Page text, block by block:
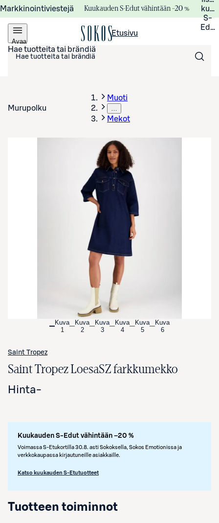
Markkinointiviestejä Kuukauden S-Edut vähintään –20 %
S-
Avaa
valikko
Etusivu
Hae tuotteita tai brändiä
Murupolku
Muoti
…
Mekot
Avaa tuotekuva suurennettuna
Kuva
1
Kuva
2
Kuva
3
Kuva
4
Kuva
5
Kuva
6
Saint Tropez
Saint Tropez LoesaSZ farkkumekko
Hinta-
Kuukauden S-Edut vähintään –20 %
Voimassa S-Etukortilla 30.8. asti Sokoksella, Sokos Emotionissa ja
verkkokaupassa kirjautuneille asiakkaille.
Katso kuukauden S-Etutuotteet
Tuotteen toiminnot